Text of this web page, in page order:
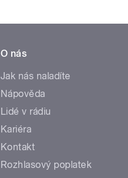
O nás
Jak nás naladíte
Nápověda
Lidé v rádiu
Kariéra
Kontakt
Rozhlasový poplatek